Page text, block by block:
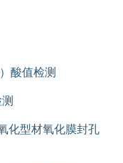
酸值检测
化型材氧化膜封孔